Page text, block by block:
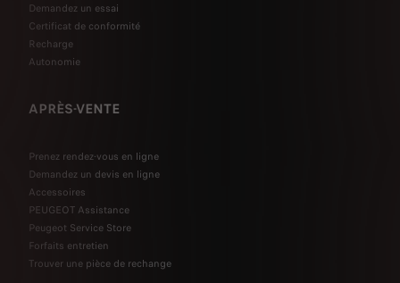
Demandez un essai
Certificat de conformité
Recharge
Autonomie
APRÈS-VENTE
Prenez rendez-vous en ligne
Demandez un devis en ligne
Accessoires
PEUGEOT Assistance
Peugeot Service Store
Forfaits entretien
Trouver une pièce de rechange